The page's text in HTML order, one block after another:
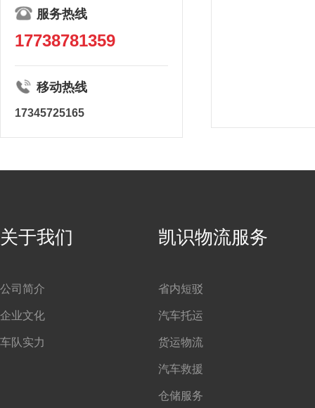
服务热线
17738781359
移动热线
17345725165
关于我们
公司简介
企业文化
车队实力
凯识物流服务
省内短驳
汽车托运
货运物流
汽车救援
仓储服务